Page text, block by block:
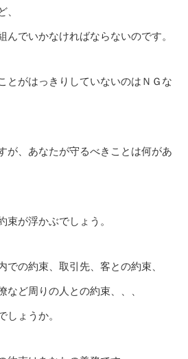
、
んでいかなければならないのです。
とがはっきりしていないのはＮＧな
が、あなたが守るべきことは何があ
束が浮かぶでしょう。
での約束、取引先、客との約束、
など周りの人との約束、、、
しょうか。